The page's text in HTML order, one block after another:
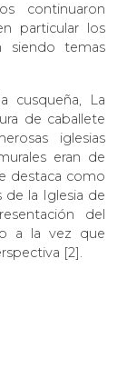
continuaron
particular los
siendo temas
cusqueña, La
de caballete
iglesias
eran de
destaca como
de la Iglesia de
del
a la vez que
[2].